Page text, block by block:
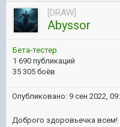
[DRAW]
Abyssor
Бета-тестер
1 690 публикаций
35 305 боёв
Опубликовано: 9 сен 2022,
Доброго здоровьечка всем!